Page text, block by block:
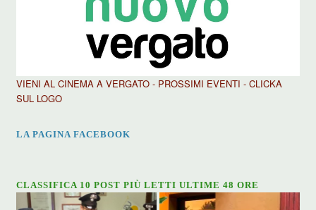
VIENI AL CINEMA A VERGATO - PROSSIMI EVENTI - CLICKA
SUL LOGO
LA PAGINA FACEBOOK
CLASSIFICA 10 POST PIÙ LETTI ULTIME 48 ORE